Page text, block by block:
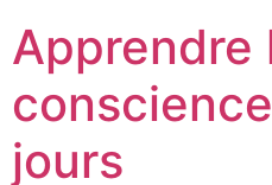
au
contenu
Apprendre
jours